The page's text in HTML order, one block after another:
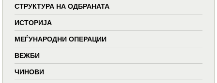
СТРУКТУРА НА ОДБРАНАТА
ИСТОРИЈА
МЕЃУНАРОДНИ ОПЕРАЦИИ
ВЕЖБИ
ЧИНОВИ